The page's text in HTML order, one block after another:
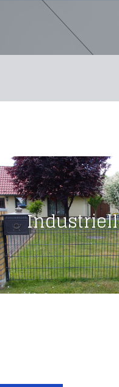
Industriell